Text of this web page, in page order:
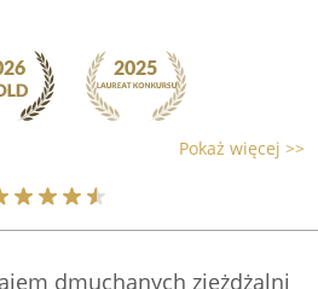
Pokaż więcej >>
dmuchanych zjeżdżalni